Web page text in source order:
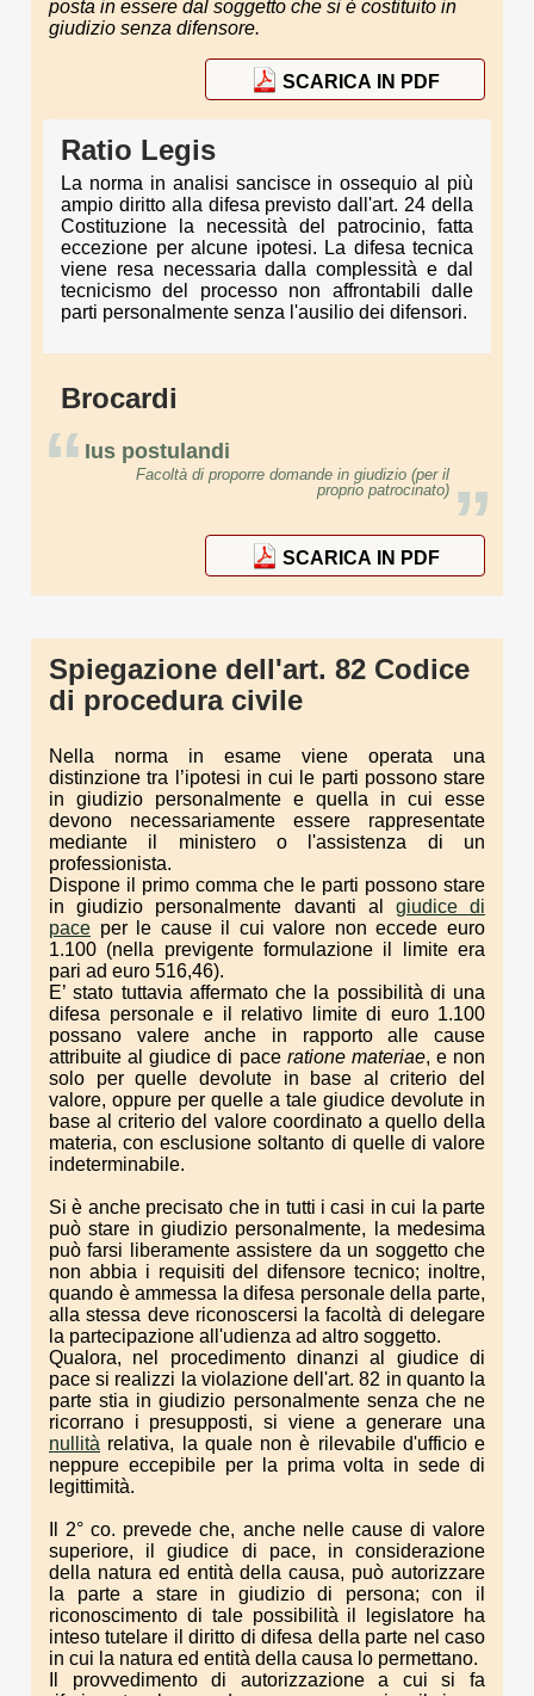
posta in essere dal soggetto che si è costituito in
giudizio senza difensore.
SCARICA IN PDF
Ratio Legis
La norma in analisi sancisce in ossequio al più
ampio diritto alla difesa previsto dall'art. 24 della
Costituzione la necessità del patrocinio, fatta
eccezione per alcune ipotesi. La difesa tecnica
viene resa necessaria dalla complessità e dal
tecnicismo del processo non affrontabili dalle
parti personalmente senza l'ausilio dei difensori.
Brocardi
“ Ius postulandi
”
Facoltà di proporre domande in giudizio (per il
proprio patrocinato)
SCARICA IN PDF
Spiegazione dell'art. 82 Codice
di procedura civile
Nella norma in esame viene operata una
distinzione tra l’ipotesi in cui le parti possono stare
in giudizio personalmente e quella in cui esse
devono necessariamente essere rappresentate
mediante il ministero o l'assistenza di un
professionista.
Dispone il primo comma che le parti possono stare
in giudizio personalmente davanti al giudice di
pace per le cause il cui valore non eccede euro
1.100 (nella previgente formulazione il limite era
pari ad euro 516,46).
E’ stato tuttavia affermato che la possibilità di una
difesa personale e il relativo limite di euro 1.100
possano valere anche in rapporto alle cause
attribuite al giudice di pace ratione materiae, e non
solo per quelle devolute in base al criterio del
valore, oppure per quelle a tale giudice devolute in
base al criterio del valore coordinato a quello della
materia, con esclusione soltanto di quelle di valore
indeterminabile.
Si è anche precisato che in tutti i casi in cui la parte
può stare in giudizio personalmente, la medesima
può farsi liberamente assistere da un soggetto che
non abbia i requisiti del difensore tecnico; inoltre,
quando è ammessa la difesa personale della parte,
alla stessa deve riconoscersi la facoltà di delegare
la partecipazione all'udienza ad altro soggetto.
Qualora, nel procedimento dinanzi al giudice di
pace si realizzi la violazione dell'art. 82 in quanto la
parte stia in giudizio personalmente senza che ne
ricorrano i presupposti, si viene a generare una
nullità relativa, la quale non è rilevabile d'ufficio e
neppure eccepibile per la prima volta in sede di
legittimità.
Il 2° co. prevede che, anche nelle cause di valore
superiore, il giudice di pace, in considerazione
della natura ed entità della causa, può autorizzare
la parte a stare in giudizio di persona; con il
riconoscimento di tale possibilità il legislatore ha
inteso tutelare il diritto di difesa della parte nel caso
in cui la natura ed entità della causa lo permettano.
Il provvedimento di autorizzazione a cui si fa